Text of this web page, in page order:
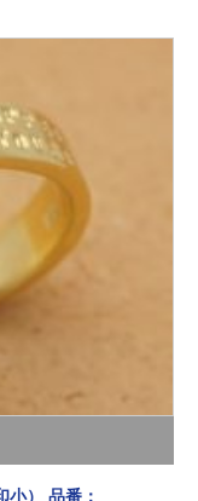
小） 品番：